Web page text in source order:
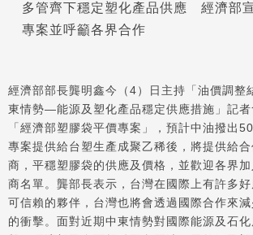
多管齊下穩定塑化產品供應 經濟部
專案並呼籲各界合作
經濟部部長龔明鑫今（4）日主持「油價調整
東情勢—能源及塑化產品穩定供應措施」記者
「經濟部塑膠袋平價專案」，預計中油撥出
專案提供給台塑生產成聚乙稀後，將提供給
商，平穩塑膠袋的供應及價格，並歡迎各界
商名單。龔部長表示，台灣在國際上有許多
可信賴的夥伴，台灣也將會透過國際合作來
的衝擊。面對近期中東情勢對國際能源及石